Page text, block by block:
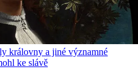
královny a jiné významné
ke slávě